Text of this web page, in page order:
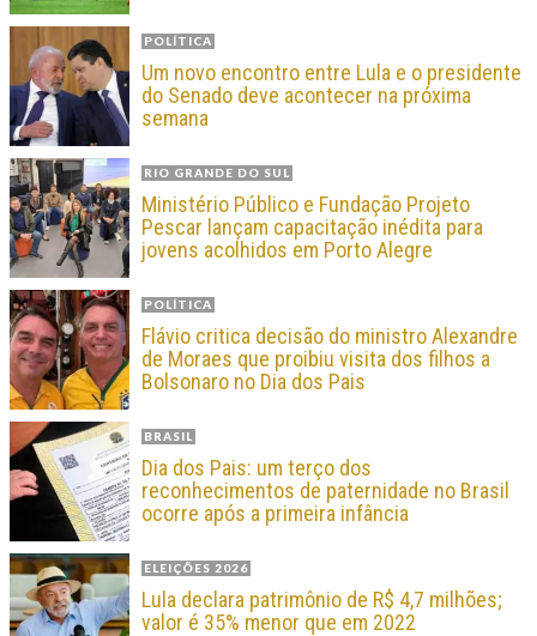
POLÍTICA
Um novo encontro entre Lula e o presidente
do Senado deve acontecer na próxima
semana
RIO GRANDE DO SUL
Ministério Público e Fundação Projeto
Pescar lançam capacitação inédita para
jovens acolhidos em Porto Alegre
POLÍTICA
Flávio critica decisão do ministro Alexandre
de Moraes que proibiu visita dos filhos a
Bolsonaro no Dia dos Pais
BRASIL
Dia dos Pais: um terço dos
reconhecimentos de paternidade no Brasil
ocorre após a primeira infância
ELEIÇÕES 2026
Lula declara patrimônio de R$ 4,7 milhões;
valor é 35% menor que em 2022